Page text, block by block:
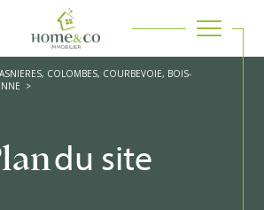
COLOMBES, COURBEVOIE, BOIS-
du site